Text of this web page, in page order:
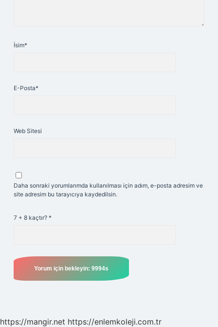
İsim*
E-Posta*
Web Sitesi
Daha sonraki yorumlarımda kullanılması için adım, e-posta adresim ve
site adresim bu tarayıcıya kaydedilsin.
7 + 8 kaçtır? *
https://mangir.net https://enlemkoleji.com.tr